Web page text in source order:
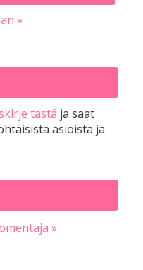
»
tästä ja saat
asioista ja
»